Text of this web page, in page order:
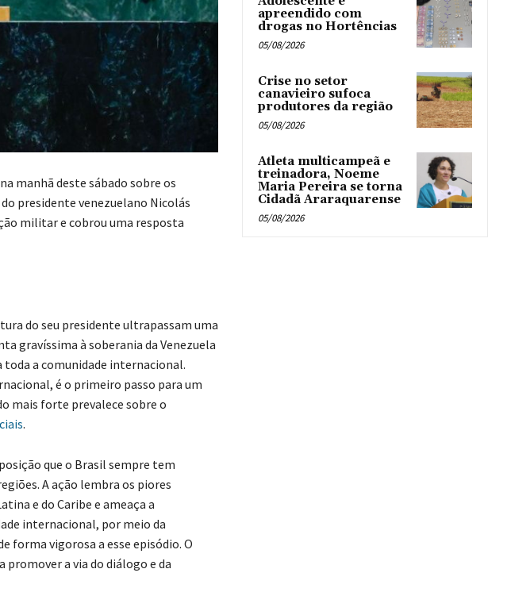
manhã deste sábado sobre os
presidente venezuelano Nicolás
militar e cobrou uma resposta
do seu presidente ultrapassam uma
gravíssima à soberania da Venezuela
a comunidade internacional.
é o primeiro passo para um
mais forte prevalece sobre o
.
que o Brasil sempre tem
A ação lembra os piores
e do Caribe e ameaça a
internacional, por meio da
forma vigorosa a esse episódio. O
promover a via do diálogo e da
apreendido com
drogas no Hortências ‎
05/08/2026
Crise no setor
canavieiro sufoca
produtores da região
05/08/2026
Atleta multicampeã e
treinadora, Noeme
Maria Pereira se torna
Cidadã Araraquarense
05/08/2026